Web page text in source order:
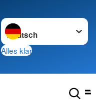
Sprache wechseln zu
Alles klar